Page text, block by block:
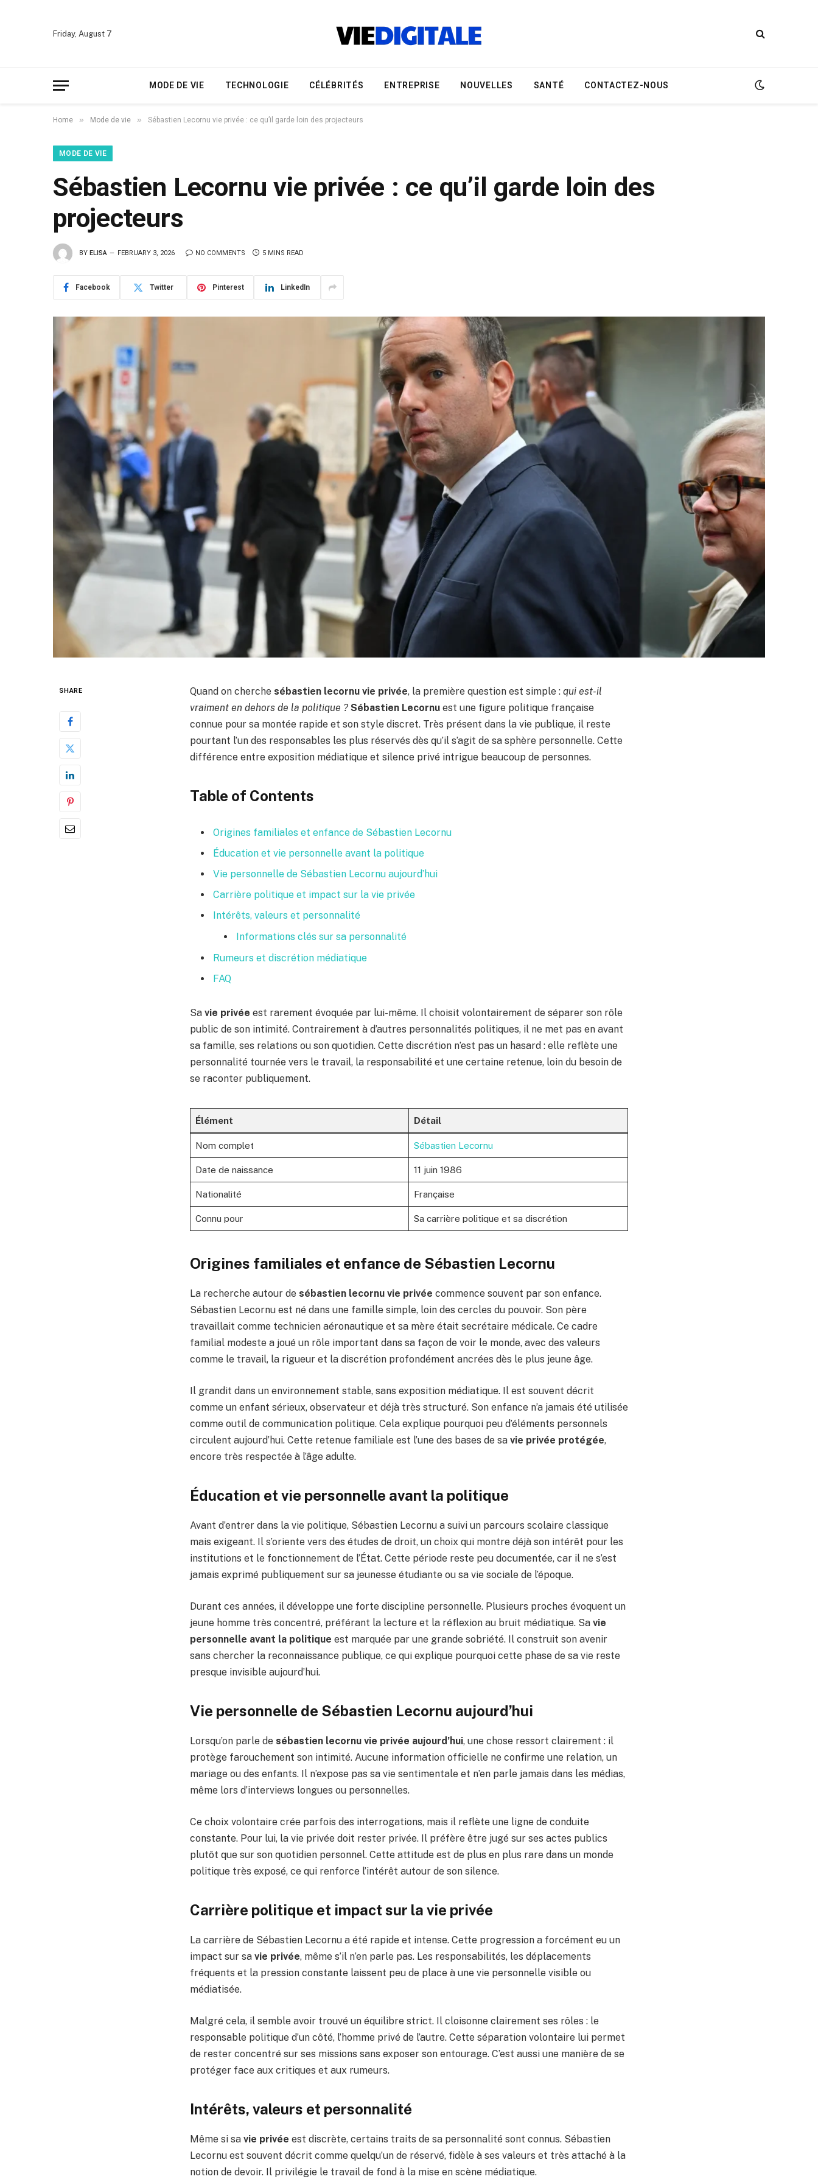
Friday, August 7
MODE DE VIE TECHNOLOGIE CÉLÉBRITÉS ENTREPRISE NOUVELLES SANTÉ CONTACTEZ-NOUS
Home » Mode de vie » Sébastien Lecornu vie privée : ce qu’il garde loin des projecteurs
MODE DE VIE
Sébastien Lecornu vie privée : ce qu’il garde loin des
projecteurs
BY ELISA FEBRUARY 3, 2026 NO COMMENTS 5 MINS READ
Facebook Twitter Pinterest LinkedIn
SHARE Quand on cherche sébastien lecornu vie privée, la première question est simple : qui est-il
vraiment en dehors de la politique ? Sébastien Lecornu est une figure politique française
connue pour sa montée rapide et son style discret. Très présent dans la vie publique, il reste
pourtant l’un des responsables les plus réservés dès qu’il s’agit de sa sphère personnelle. Cette
différence entre exposition médiatique et silence privé intrigue beaucoup de personnes.
Table of Contents
Origines familiales et enfance de Sébastien Lecornu
Éducation et vie personnelle avant la politique
Vie personnelle de Sébastien Lecornu aujourd’hui
Carrière politique et impact sur la vie privée
Intérêts, valeurs et personnalité
Informations clés sur sa personnalité
Rumeurs et discrétion médiatique
FAQ
Sa vie privée est rarement évoquée par lui-même. Il choisit volontairement de séparer son rôle
public de son intimité. Contrairement à d’autres personnalités politiques, il ne met pas en avant
sa famille, ses relations ou son quotidien. Cette discrétion n’est pas un hasard : elle reflète une
personnalité tournée vers le travail, la responsabilité et une certaine retenue, loin du besoin de
se raconter publiquement.
Élément Détail
Nom complet Sébastien Lecornu
Date de naissance 11 juin 1986
Nationalité Française
Connu pour Sa carrière politique et sa discrétion
Origines familiales et enfance de Sébastien Lecornu
La recherche autour de sébastien lecornu vie privée commence souvent par son enfance.
Sébastien Lecornu est né dans une famille simple, loin des cercles du pouvoir. Son père
travaillait comme technicien aéronautique et sa mère était secrétaire médicale. Ce cadre
familial modeste a joué un rôle important dans sa façon de voir le monde, avec des valeurs
comme le travail, la rigueur et la discrétion profondément ancrées dès le plus jeune âge.
Il grandit dans un environnement stable, sans exposition médiatique. Il est souvent décrit
comme un enfant sérieux, observateur et déjà très structuré. Son enfance n’a jamais été utilisée
comme outil de communication politique. Cela explique pourquoi peu d’éléments personnels
circulent aujourd’hui. Cette retenue familiale est l’une des bases de sa vie privée protégée,
encore très respectée à l’âge adulte.
Éducation et vie personnelle avant la politique
Avant d’entrer dans la vie politique, Sébastien Lecornu a suivi un parcours scolaire classique
mais exigeant. Il s’oriente vers des études de droit, un choix qui montre déjà son intérêt pour les
institutions et le fonctionnement de l’État. Cette période reste peu documentée, car il ne s’est
jamais exprimé publiquement sur sa jeunesse étudiante ou sa vie sociale de l’époque.
Durant ces années, il développe une forte discipline personnelle. Plusieurs proches évoquent un
jeune homme très concentré, préférant la lecture et la réflexion au bruit médiatique. Sa vie
personnelle avant la politique est marquée par une grande sobriété. Il construit son avenir
sans chercher la reconnaissance publique, ce qui explique pourquoi cette phase de sa vie reste
presque invisible aujourd’hui.
Vie personnelle de Sébastien Lecornu aujourd’hui
Lorsqu’on parle de sébastien lecornu vie privée aujourd’hui, une chose ressort clairement : il
protège farouchement son intimité. Aucune information officielle ne confirme une relation, un
mariage ou des enfants. Il n’expose pas sa vie sentimentale et n’en parle jamais dans les médias,
même lors d’interviews longues ou personnelles.
Ce choix volontaire crée parfois des interrogations, mais il reflète une ligne de conduite
constante. Pour lui, la vie privée doit rester privée. Il préfère être jugé sur ses actes publics
plutôt que sur son quotidien personnel. Cette attitude est de plus en plus rare dans un monde
politique très exposé, ce qui renforce l’intérêt autour de son silence.
Carrière politique et impact sur la vie privée
La carrière de Sébastien Lecornu a été rapide et intense. Cette progression a forcément eu un
impact sur sa vie privée, même s’il n’en parle pas. Les responsabilités, les déplacements
fréquents et la pression constante laissent peu de place à une vie personnelle visible ou
médiatisée.
Malgré cela, il semble avoir trouvé un équilibre strict. Il cloisonne clairement ses rôles : le
responsable politique d’un côté, l’homme privé de l’autre. Cette séparation volontaire lui permet
de rester concentré sur ses missions sans exposer son entourage. C’est aussi une manière de se
protéger face aux critiques et aux rumeurs.
Intérêts, valeurs et personnalité
Même si sa vie privée est discrète, certains traits de sa personnalité sont connus. Sébastien
Lecornu est souvent décrit comme quelqu’un de réservé, fidèle à ses valeurs et très attaché à la
notion de devoir. Il privilégie le travail de fond à la mise en scène médiatique.